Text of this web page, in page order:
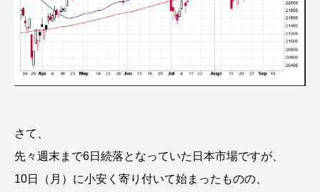
さて、
先々週末まで6日続落となっていた日本市場ですが、
10日（月）に小安く寄り付いて始まったものの、